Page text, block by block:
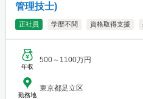
管理技士)
正社員 学歴不問 資格取得支援
年収
500～1100万円
勤務地
東京都足立区